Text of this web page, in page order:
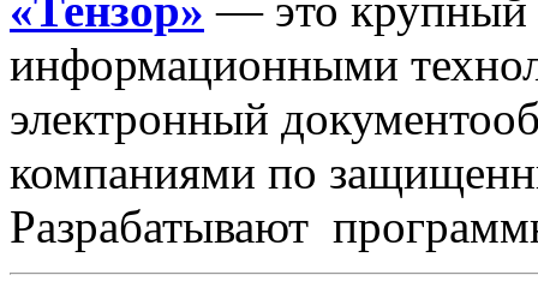
информационными
электронный
компаниями по
Разрабатывают